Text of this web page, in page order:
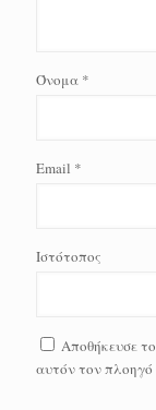
Όνομα *
Email *
Ιστότοπος
Αποθήκευσε
αυτόν τον